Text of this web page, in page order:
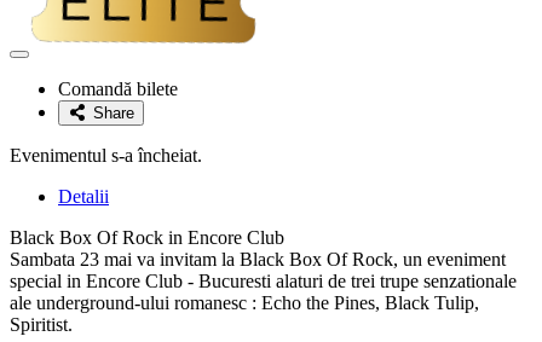
Adaugă
favoriteComandă bilete
Share
Evenimentul s-a încheiat.
Detalii
Black Box Of Rock in Encore Club
Sambata 23 mai va invitam la Black Box Of Rock, un eveniment
special in Encore Club - Bucuresti alaturi de trei trupe senzationale
ale underground-ului romanesc : Echo the Pines, Black Tulip,
Spiritist.